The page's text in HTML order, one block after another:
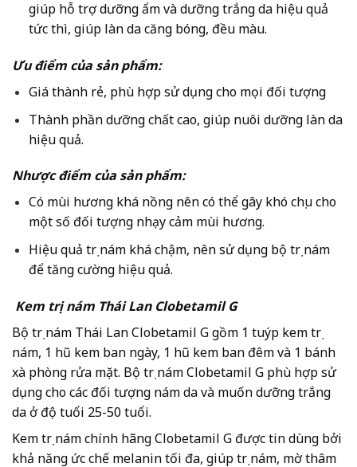
giúp hỗ trợ dưỡng ẩm và dưỡng trắng da hiệu quả
tức thì, giúp làn da căng bóng, đều màu.
Ưu điểm của sản phẩm:
Giá thành rẻ, phù hợp sử dụng cho mọi đối tượng
Thành phần dưỡng chất cao, giúp nuôi dưỡng làn da
hiệu quả.
Nhược điểm của sản phẩm:
Có mùi hương khá nồng nên có thể gây khó chịu cho
một số đối tượng nhạy cảm mùi hương.
Hiệu quả trị nám khá chậm, nên sử dụng bộ trị nám
để tăng cường hiệu quả.
Kem trị nám Thái Lan Clobetamil G
Bộ trị nám Thái Lan Clobetamil G gồm 1 tuýp kem trị
nám, 1 hũ kem ban ngày, 1 hũ kem ban đêm và 1 bánh
xà phòng rửa mặt. Bộ trị nám Clobetamil G phù hợp sử
dụng cho các đối tượng nám da và muốn dưỡng trắng
da ở độ tuổi 25-50 tuổi.
Kem trị nám chính hãng Clobetamil G được tin dùng bởi
khả năng ức chế melanin tối đa, giúp trị nám, mờ thâm